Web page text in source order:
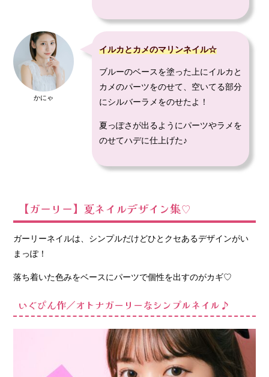
かにゃ
イルカとカメのマリンネイル☆
ブルーのベースを塗った上にイルカと
カメのパーツをのせて、空いてる部分
にシルバーラメをのせたよ！
夏っぽさが出るようにパーツやラメを
のせてハデに仕上げた♪
【ガーリー】夏ネイルデザイン集♡
ガーリーネイルは、シンプルだけどひとクセあるデザインがい
まっぽ！
落ち着いた色みをベースにパーツで個性を出すのがカギ♡
いぐぴん作／オトナガーリーなシンプルネイル♪